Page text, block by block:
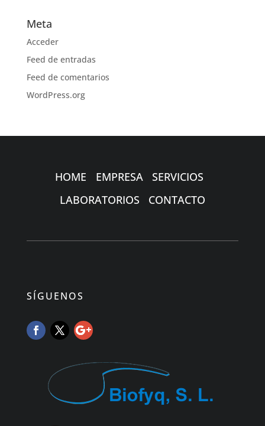
Meta
Acceder
Feed de entradas
Feed de comentarios
WordPress.org
HOME EMPRESA
SERVICIOS
LABORATORIOS
CONTACTO
SÍGUENOS